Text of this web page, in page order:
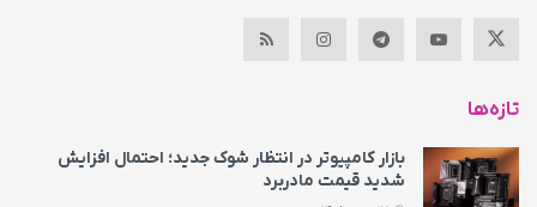
تازه‌ها
بازار کامپیوتر در انتظار شوک جدید؛ احتمال افزایش
شدید قیمت مادربرد